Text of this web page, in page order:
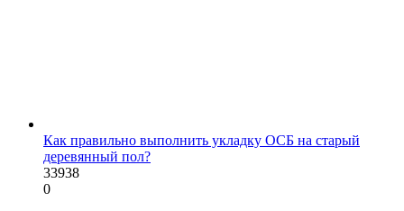
Как правильно выполнить укладку ОСБ на старый
деревянный пол?
33938
0